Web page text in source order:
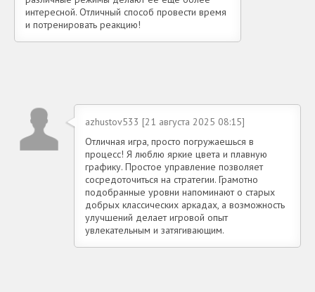
интересной. Отличный способ провести время
и потренировать реакцию!
azhustov533 [21 августа 2025 08:15]
Отличная игра, просто погружаешься в
процесс! Я люблю яркие цвета и плавную
графику. Простое управление позволяет
сосредоточиться на стратегии. Грамотно
подобранные уровни напоминают о старых
добрых классических аркадах, а возможность
улучшений делает игровой опыт
увлекательным и затягивающим.